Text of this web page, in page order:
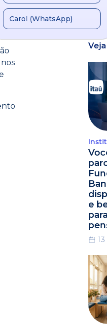
Carol (WhatsApp)
e